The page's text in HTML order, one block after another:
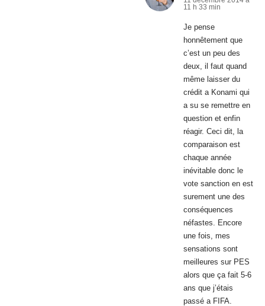
11 h 33 min
Je pense
honnêtement que
c’est un peu des
deux, il faut quand
même laisser du
crédit a Konami qui
a su se remettre en
question et enfin
réagir. Ceci dit, la
comparaison est
chaque année
inévitable donc le
vote sanction en est
surement une des
conséquences
néfastes. Encore
une fois, mes
sensations sont
meilleures sur PES
alors que ça fait 5-6
ans que j’étais
passé a FIFA.